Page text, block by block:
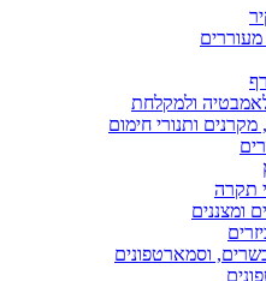
ולמקלחת
מקרנים ותנורי חימום
תקרה
ומצננים
וסמארטפונים